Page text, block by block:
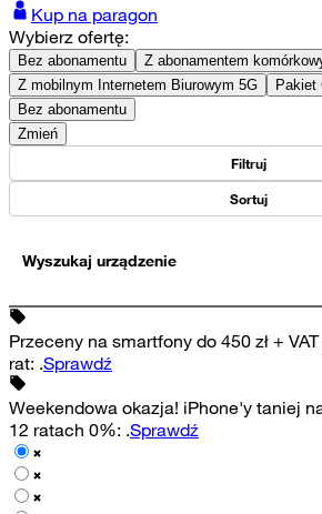
Kup na paragon
Wybierz ofertę:
Bez abonamentu
Z abonamentem
Z mobilnym Internetem Biurowym 5G
Pakiet
Bez abonamentu
Zmień
Filtruj
Sortuj
Wyszukaj urządzenie
Przeceny na smartfony do 450 zł +
rat: .Sprawdź
Weekendowa okazja! iPhone'y taniej
12 ratach 0%: .Sprawdź